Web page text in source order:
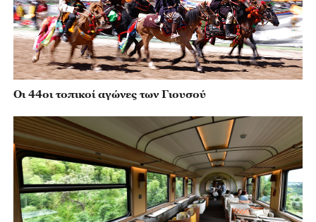
Οι 44οι τοπικοί αγώνες των Γιουσού